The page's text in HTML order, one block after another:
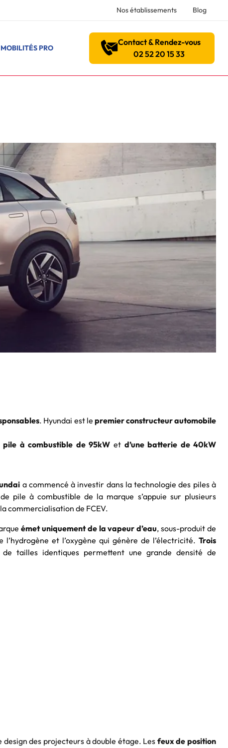
Nos établissements Blog
MOBILITÉS PRO
Contact & Rendez-vous
02 52 20 15 33
. Hyundai est le premier constructeur automobile
pile à combustible de 95kW et d’une batterie de 40kW
a commencé à investir dans la technologie des piles à
pile à combustible de la marque s’appuie sur plusieurs
commercialisation de FCEV.
émet uniquement de la vapeur d’eau, sous-produit de
et l’oxygène qui génère de l’électricité. Trois
de tailles identiques permettent une grande densité de
des projecteurs à double étage. Les feux de position